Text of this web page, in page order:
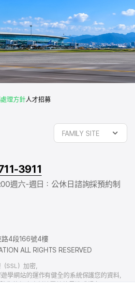
理方針人才招募
r
FAMILY SITE
3911
週六-週日：公休日 諮詢採預約制
路4段166號4樓
ALL RIGHTS RESERVED
SSL）加密，
學網站的運作有健全的系統保護您的資料，
您的個人資料洩露給外界造成損害